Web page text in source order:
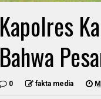
Kapolres
Bahwa
0 fakta media